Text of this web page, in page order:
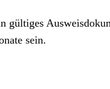
gültiges
sein.